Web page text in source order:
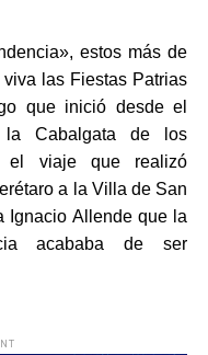
estos más de
las Fiestas Patrias
que inició desde el
Cabalgata de los
el viaje que realizó
a la Villa de San
Ignacio Allende que la
acababa de ser